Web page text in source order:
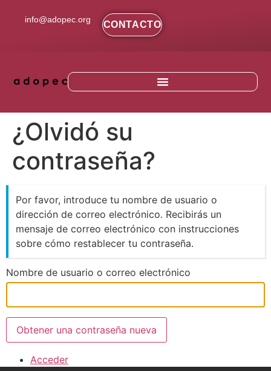
info@adopec.org CONTACTO
¿Olvidó su
contraseña?
Por favor, introduce tu nombre de usuario o
dirección de correo electrónico. Recibirás un
mensaje de correo electrónico con instrucciones
sobre cómo restablecer tu contraseña.
Nombre de usuario o correo electrónico
Obtener una contraseña nueva
Acceder